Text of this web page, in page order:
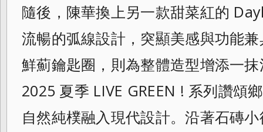
隨後，陳華換上另一款甜菜紅的
流暢的弧線設計，突顯美感與功能
鮮薊鑰匙圈，則為整體造型增添一
2025 夏季 LIVE GREEN ! 系列讚頌
自然純樸融入現代設計。沿著石磚